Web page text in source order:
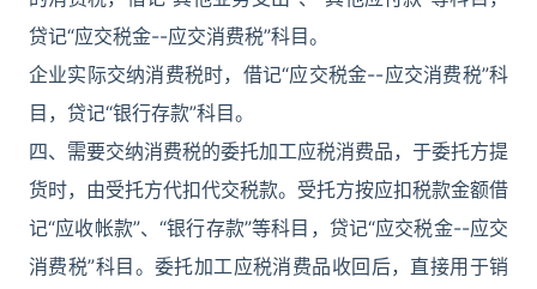
贷记“应交税金--应交消费税”科目。
企业实际交纳消费税时，借记“应交税金--应交消费税”科
目，贷记“银行存款”科目。
四、需要交纳消费税的委托加工应税消费品，于委托方提
货时，由受托方代扣代交税款。受托方按应扣税款金额借
记“应收帐款”、“银行存款”等科目，贷记“应交税金--应交
消费税”科目。委托加工应税消费品收回后，直接用于销